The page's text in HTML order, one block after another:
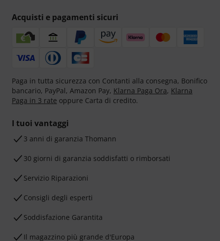
Acquisti e pagamenti sicuri
Paga in tutta sicurezza con Contanti alla consegna, Bonifico
bancario, PayPal, Amazon Pay, Klarna Paga Ora, Klarna
Paga in 3 rate oppure Carta di credito.
I tuoi vantaggi
3 anni di garanzia Thomann
30 giorni di garanzia soddisfatti o rimborsati
Servizio Riparazioni
Consigli degli esperti
Soddisfazione Garantita
Il magazzino più grande d'Europa